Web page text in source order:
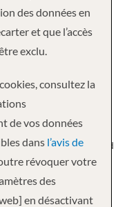
par le Groupe CMA
de transport de
Générale
ont leur propre
« à la française » en
La flotte de 5 navires
trois-mats raffiné et
racé et élégant. Le
vers le lointain à bord
service en 2010/2011
vaisseaux de
de nouveaux itinéraires.
des données en
et que l’accès
exclu.
consultez la
de vos données
dans l’avis de
révoquer votre
des
en désactivant